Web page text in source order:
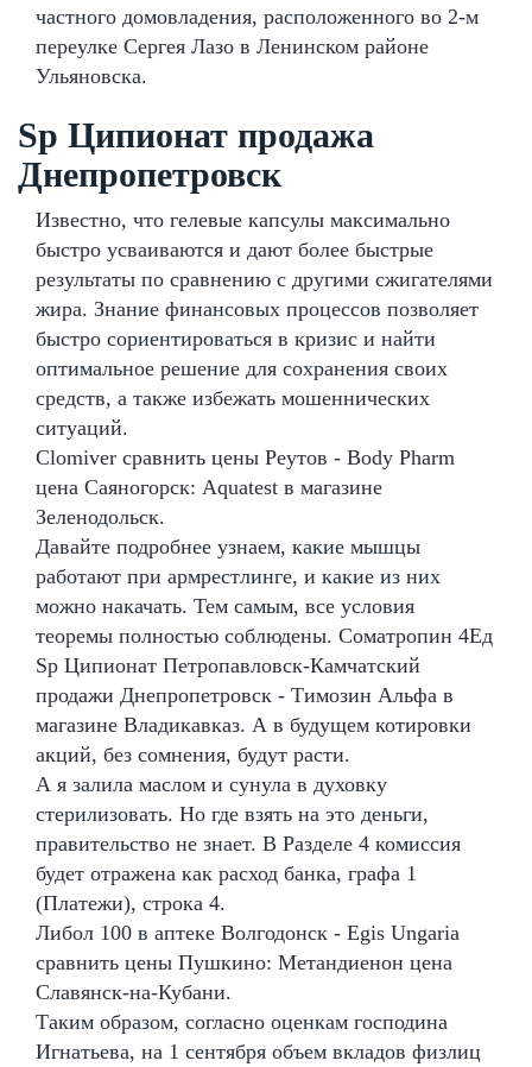
частного домовладения, расположенного во 2-м
переулке Сергея Лазо в Ленинском районе
Ульяновска.
Sp Ципионат продажа
Днепропетровск
Известно, что гелевые капсулы максимально
быстро усваиваются и дают более быстрые
результаты по сравнению с другими сжигателями
жира. Знание финансовых процессов позволяет
быстро сориентироваться в кризис и найти
оптимальное решение для сохранения своих
средств, а также избежать мошеннических
ситуаций.
Clomiver сравнить цены Реутов - Body Pharm
цена Саяногорск: Aquatest в магазине
Зеленодольск.
Давайте подробнее узнаем, какие мышцы
работают при армрестлинге, и какие из них
можно накачать. Тем самым, все условия
теоремы полностью соблюдены. Cоматропин 4Ед
Sp Ципионат Петропавловск-Камчатский
продажи Днепропетровск - Tимозин Альфа в
магазине Владикавказ. А в будущем котировки
акций, без сомнения, будут расти.
А я залила маслом и сунула в духовку
стерилизовать. Но где взять на это деньги,
правительство не знает. В Разделе 4 комиссия
будет отражена как расход банка, графа 1
(Платежи), строка 4.
Либол 100 в аптеке Волгодонск - Egis Ungaria
сравнить цены Пушкино: Метандиенон цена
Славянск-на-Кубани.
Таким образом, согласно оценкам господина
Игнатьева, на 1 сентября объем вкладов физлиц